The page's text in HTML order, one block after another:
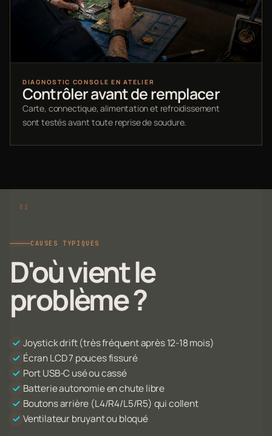
DIAGNOSTIC CONSOLE EN ATELIER
Contrôler avant de remplacer
Carte, connectique, alimentation et refroidissement
sont testés avant toute reprise de soudure.
CAUSES TYPIQUES
D'où vient le
problème ?
Joystick drift (très fréquent après 12-18 mois)
Écran LCD 7 pouces fissuré
Port USB-C usé ou cassé
Batterie autonomie en chute libre
Boutons arrière (L4/R4/L5/R5) qui collent
Ventilateur bruyant ou bloqué